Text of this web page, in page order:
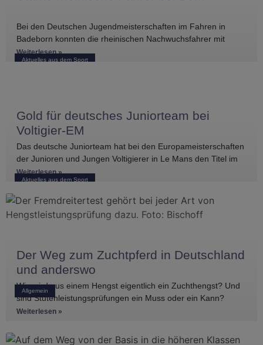
Aktuelles aus dem Sport
Bei den Deutschen Jugendmeisterschaften im Fahren in
Badeborn konnten die rheinischen Nachwuchsfahrer mit
mehreren vorderen Platzierungen überzeugen. Frederik
Koitka erreichte
Weiterlesen »
Aktuelles aus dem Sport
Gold für deutsches Juniorteam bei
Voltigier-EM
Das deutsche Juniorteam hat bei den Europameisterschaften
der Junioren und Jungen Voltigierer in Le Mans den Titel im
Gruppenvoltigieren gewonnen.
Weiterlesen »
Allgemein
Der Weg zum Zuchtpferd in Deutschland
und anderswo
Wie wird aus einem Hengst eigentlich ein Zuchthengst? Und
sind Stutenleistungsprüfungen ein Muss oder ein Kann?
Einblicke in die Regelwerke
Weiterlesen »